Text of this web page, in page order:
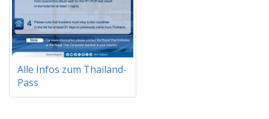
Alle Infos zum Thailand-
Pass